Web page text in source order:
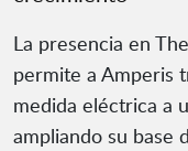
La presencia en
permite a Amperis
medida eléctrica a
ampliando su base